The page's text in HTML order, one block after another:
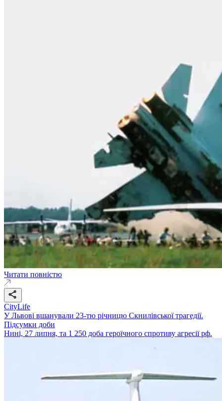
Читати повністю
CityLife
У Львові вшанували 23-тю річницю Скнилівської трагедії.
Підсумки доби
Нині, 27 липня, та 1 250 доба героїчного спротиву агресії рф.